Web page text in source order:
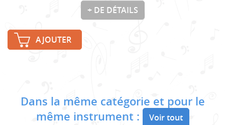
+ DE DÉTAILS
AJOUTER
Dans la même catégorie et pour le
même instrument :
Voir tout